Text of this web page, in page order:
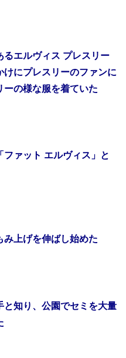
るエルヴィス プレスリー
にプレスリーのファンに
ーの様な服を着ていた
ファット エルヴィス」と
み上げを伸ばし始めた
と知り、公園でセミを大量